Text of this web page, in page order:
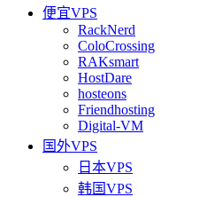
便宜VPS
RackNerd
ColoCrossing
RAKsmart
HostDare
hosteons
Friendhosting
Digital-VM
国外VPS
日本VPS
韩国VPS